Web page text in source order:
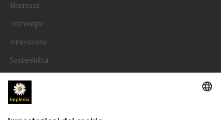
Sicurezza
Tecnologie
Innovazione
Sostenibilità
Progetti
Persone